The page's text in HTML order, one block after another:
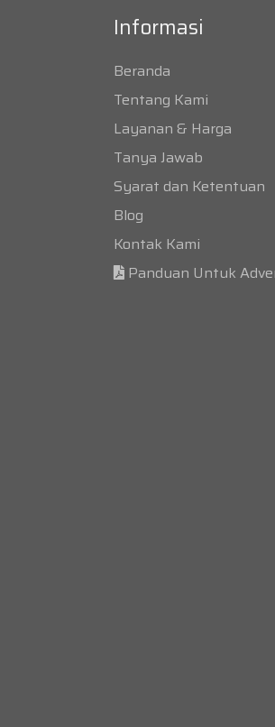
Informasi
Beranda
Tentang Kami
Layanan & Harga
Tanya Jawab
Syarat dan Ketentuan
Blog
Kontak Kami
Panduan Untuk